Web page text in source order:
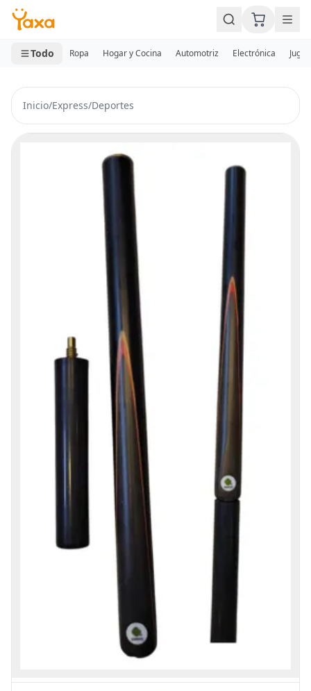
MINI CARRITO
0 productos
Todo Ropa Hogar y Cocina Automotriz Electrónica
Inicio/Express/Deportes